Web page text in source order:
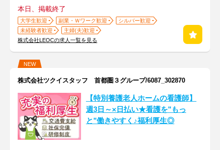
本日、掲載終了
大学生歓迎 副業・Ｗワーク歓迎
シルバー歓迎
未経験者歓迎
主婦(夫)歓迎
株式会社LEOCの求人一覧を見る
NEW
株式会社ツクイスタッフ 首都圏３グループ/6087_302870
【特別養護老人ホームの看護師】
週3日～×日払い★看護を"もっ
と"働きやすく♪福利厚生◎